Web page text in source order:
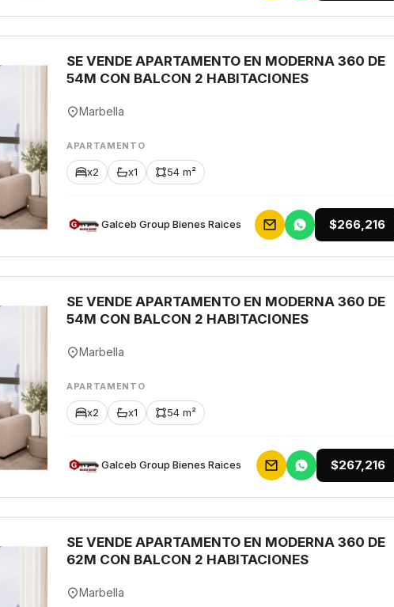
SE VENDE APARTAMENTO EN MODERNA 360 DE
54M CON BALCON 2 HABITACIONES
Marbella
APARTAMENTO
x2 x1 54 m²
Galceb Group Bienes Raices $266,216
SE VENDE APARTAMENTO EN MODERNA 360 DE
54M CON BALCON 2 HABITACIONES
Marbella
APARTAMENTO
x2 x1 54 m²
Galceb Group Bienes Raices $267,216
SE VENDE APARTAMENTO EN MODERNA 360 DE
62M CON BALCON 2 HABITACIONES
Marbella